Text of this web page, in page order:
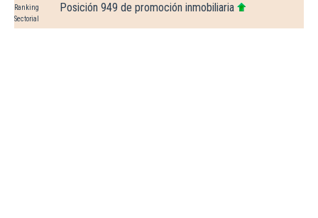
Ranking
Sectorial
Posición 949 de promoción inmobiliaria